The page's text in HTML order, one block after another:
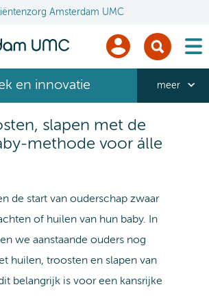
Amsterdam UMC
en innovatie
slapen met de
methode voor álle
meer
de start van ouderschap zwaar
of huilen van hun baby. In
we aanstaande ouders nog
huilen, troosten en slapen van
belangrijk is voor een kansrijke